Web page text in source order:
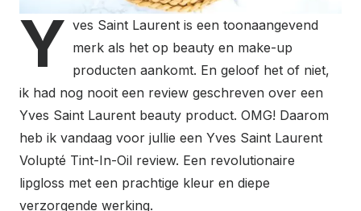
Y ves Saint Laurent is een toonaangevend
merk als het op beauty en make-up
producten aankomt. En geloof het of niet,
ik had nog nooit een review geschreven over een
Yves Saint Laurent beauty product. OMG! Daarom
heb ik vandaag voor jullie een Yves Saint Laurent
Volupté Tint-In-Oil review. Een revolutionaire
lipgloss met een prachtige kleur en diepe
verzorgende werking.